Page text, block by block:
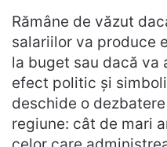
Rămâne de văzut
salariilor va produce
la buget sau dacă va
efect politic și
deschide o
regiune: cât de mari